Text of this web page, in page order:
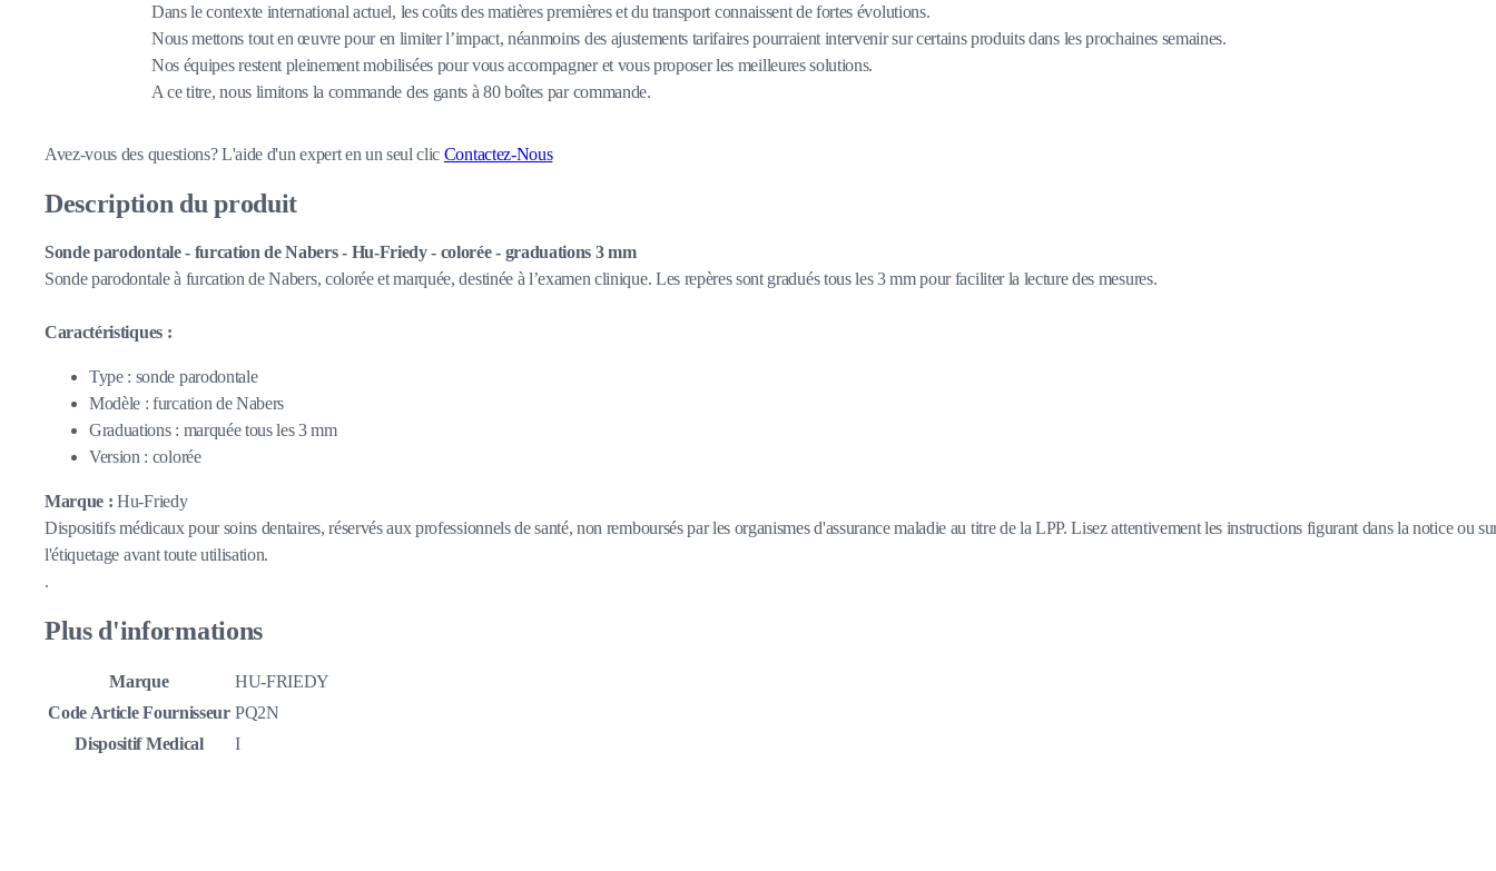
Dans le contexte international actuel, les coûts des matières premières et du transport connaissent de fortes évolutions.
Nous mettons tout en œuvre pour en limiter l’impact, néanmoins des ajustements tarifaires pourraient intervenir sur certains produits dans les prochaines semaines.
Nos équipes restent pleinement mobilisées pour vous accompagner et vous proposer les meilleures solutions.
A ce titre, nous limitons la commande des gants à 80 boîtes par commande.
Avez-vous des questions?L'aide d'un expert en un seul clic Contactez-Nous
Description du produit
Sonde parodontale - furcation de Nabers - Hu-Friedy - colorée - graduations 3 mm
Sonde parodontale à furcation de Nabers, colorée et marquée, destinée à l’examen clinique. Les repères sont gradués tous les 3 mm pour faciliter la lecture des mesures.
Caractéristiques :
Type : sonde parodontale
Modèle : furcation de Nabers
Graduations : marquée tous les 3 mm
Version : colorée
Marque : Hu-Friedy
Dispositifs médicaux pour soins dentaires, réservés aux professionnels de santé, non remboursés par les organismes d'assurance maladie au titre de la LPP. Lisez attentivement les instructions figurant dans la notice ou
l'étiquetage avant toute utilisation.
.
Plus d'informations
Marque
HU-FRIEDY
Code Article Fournisseur PQ2N
Dispositif Medical
I